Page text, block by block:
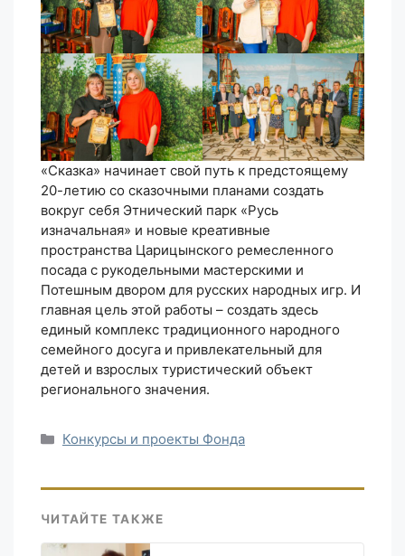
«Сказка» начинает свой путь к предстоящему
20-летию со сказочными планами создать
вокруг себя Этнический парк «Русь
изначальная» и новые креативные
пространства Царицынского ремесленного
посада с рукодельными мастерскими и
Потешным двором для русских народных игр. И
главная цель этой работы – создать здесь
единый комплекс традиционного народного
семейного досуга и привлекательный для
детей и взрослых туристический объект
регионального значения.
Рубрики
Конкурсы и проекты Фонда
ЧИТАЙТЕ ТАКЖЕ